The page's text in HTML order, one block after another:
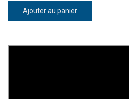
Ajouter au panier